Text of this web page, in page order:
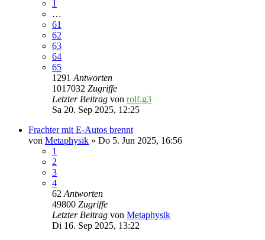
1
…
61
62
63
64
65
1291Antworten
1017032 Zugriffe
Letzter Beitrag von rolf.g3
Sa 20. Sep 2025, 12:25
Frachter mit E-Autos brennt
von Metaphysik » Do 5. Jun 2025, 16:56
1
2
3
4
62Antworten
49800 Zugriffe
Letzter Beitrag von Metaphysik
Di 16. Sep 2025, 13:22